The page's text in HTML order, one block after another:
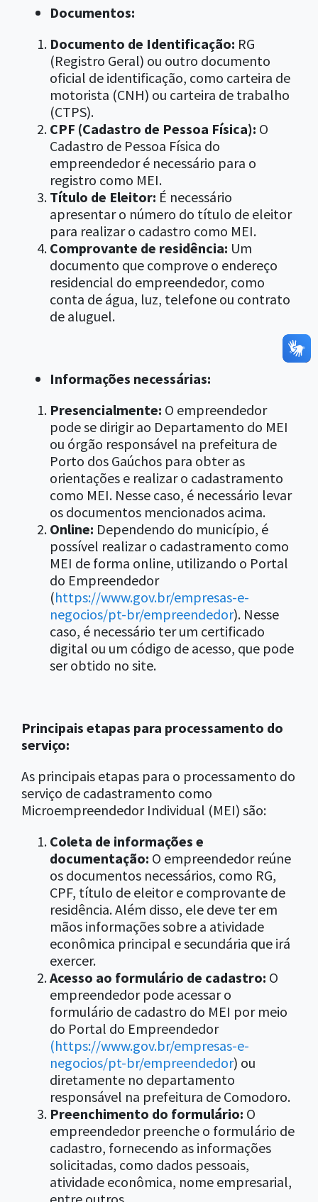
Documentos:
Documento de Identificação: RG
(Registro Geral) ou outro documento
oficial de identificação, como carteira de
motorista (CNH) ou carteira de trabalho
(CTPS).
CPF (Cadastro de Pessoa Física): O
Cadastro de Pessoa Física do
empreendedor é necessário para o
registro como MEI.
Título de Eleitor: É necessário
apresentar o número do título de eleitor
para realizar o cadastro como MEI.
Comprovante de residência: Um
documento que comprove o endereço
residencial do empreendedor, como
conta de água, luz, telefone ou contrato
de aluguel.
Informações necessárias:
Presencialmente: O empreendedor
pode se dirigir ao Departamento do MEI
ou órgão responsável na prefeitura de
Porto dos Gaúchos para obter as
orientações e realizar o cadastramento
como MEI. Nesse caso, é necessário levar
os documentos mencionados acima.
Online: Dependendo do município, é
possível realizar o cadastramento como
MEI de forma online, utilizando o Portal
do Empreendedor
(https://www.gov.br/empresas-e-
negocios/pt-br/empreendedor). Nesse
caso, é necessário ter um certificado
digital ou um código de acesso, que pode
ser obtido no site.
Principais etapas para processamento do
serviço:
As principais etapas para o processamento do
serviço de cadastramento como
Microempreendedor Individual (MEI) são:
Coleta de informações e
documentação: O empreendedor reúne
os documentos necessários, como RG,
CPF, título de eleitor e comprovante de
residência. Além disso, ele deve ter em
mãos informações sobre a atividade
econômica principal e secundária que irá
exercer.
Acesso ao formulário de cadastro: O
empreendedor pode acessar o
formulário de cadastro do MEI por meio
do Portal do Empreendedor
(https://www.gov.br/empresas-e-
negocios/pt-br/empreendedor) ou
diretamente no departamento
responsável na prefeitura de Comodoro.
Preenchimento do formulário: O
empreendedor preenche o formulário de
cadastro, fornecendo as informações
solicitadas, como dados pessoais,
atividade econômica, nome empresarial,